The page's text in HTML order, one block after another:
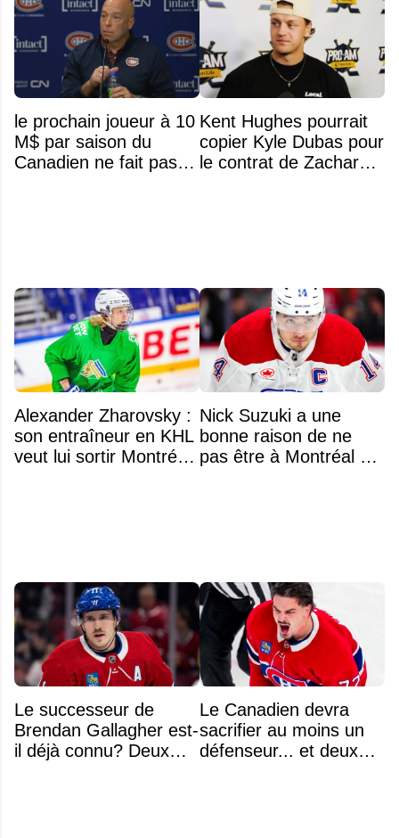
le prochain joueur à 10
M$ par saison du
Canadien ne fait pas
Kent Hughes pourrait
copier Kyle Dubas pour
le contrat de Zachary
Alexander Zharovsky :
son entraîneur en KHL
veut lui sortir Montréal
Nick Suzuki a une
bonne raison de ne
pas être à Montréal cet
Le successeur de
Brendan Gallagher est-
il déjà connu? Deux
Le Canadien devra
sacrifier au moins un
défenseur... et deux